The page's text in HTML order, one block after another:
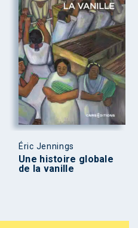
Éric Jennings
Une histoire globale
de la vanille